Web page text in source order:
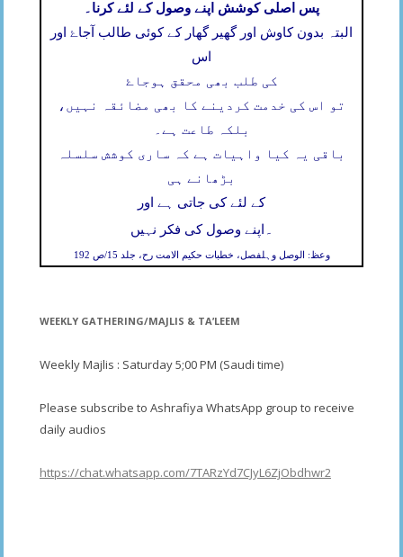
پس اصلی کوشش اپنے وصول کے لئے کرنا۔
البتہ بدون کاوش اور گھیر گھار کے کوئی طالب آجاۓ اور
اس
کی طلب بھی محقق ہوجاۓ
تو اس کی خدمت کردینے کا بھی مضائقہ نہیں،
بلکہ طاعت ہے۔
باقی یہ کیا واہیات ہے کہ ساری کوشش سلسلہ
بڑھانے ہی
کے لئے کی جاتی ہے اور
اپنے وصول کی فکر نہیں ۔
وعظ: الوصل وہلفصل، خطبات حکیم الامت رح، جلد 15/ص 192
WEEKLY GATHERING/MAJLIS & TA’LEEM
Weekly Majlis : Saturday 5;00 PM (Saudi time)
Please subscribe to Ashrafiya WhatsApp group to receive
daily audios
https://chat.whatsapp.com/7TARzYd7CJyL6ZjObdhwr2